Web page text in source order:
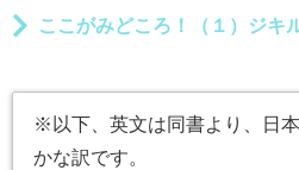
ここがみどころ！（１）ジキ
※以下、英文は同書より、日
かな訳です。